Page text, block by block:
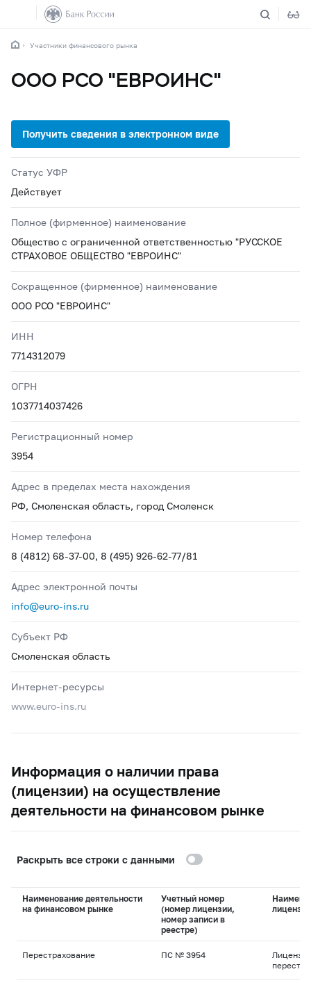
Участники финансового рынка
ООО РСО "ЕВРОИНС"
Статус УФР
Действует
Полное (фирменное) наименование
Общество с ограниченной ответственностью "РУССКОЕ
СТРАХОВОЕ ОБЩЕСТВО "ЕВРОИНС"
Сокращенное (фирменное) наименование
ООО РСО "ЕВРОИНС"
ИНН
7714312079
ОГРН
1037714037426
Регистрационный номер
3954
Адрес в пределах места нахождения
РФ, Смоленская область, город Смоленск
Номер телефона
8 (4812) 68-37-00, 8 (495) 926-62-77/81
Адрес электронной почты
info@euro-ins.ru
Субъект РФ
Смоленская область
Интернет-ресурсы
www.euro-ins.ru
Информация о наличии права
(лицензии) на осуществление
деятельности на финансовом рынке
Раскрыть все строки с данными
Наименование деятельности
на финансовом рынке
Учетный номер
(номер лицензии,
номер записи в
реестре)
лицензии
Перестрахование ПС № 3954